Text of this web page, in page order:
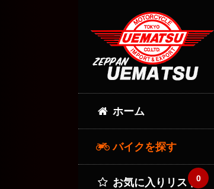
ホーム
バイクを探す
お気に入りリスト0